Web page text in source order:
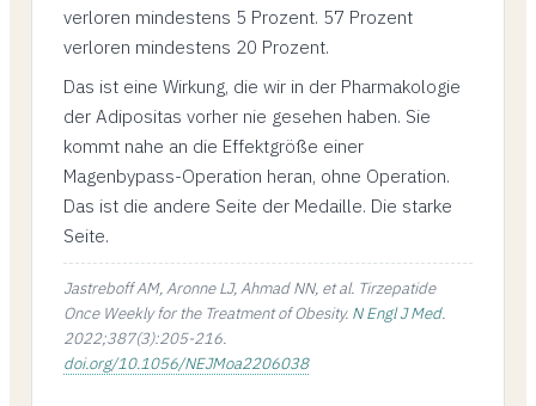
verloren mindestens 5 Prozent. 57 Prozent
verloren mindestens 20 Prozent.
Das ist eine Wirkung, die wir in der Pharmakologie
der Adipositas vorher nie gesehen haben. Sie
kommt nahe an die Effektgröße einer
Magenbypass-Operation heran, ohne Operation.
Das ist die andere Seite der Medaille. Die starke
Seite.
Jastreboff AM, Aronne LJ, Ahmad NN, et al. Tirzepatide
Once Weekly for the Treatment of Obesity. N Engl J Med.
2022;387(3):205-216.
doi.org/10.1056/NEJMoa2206038